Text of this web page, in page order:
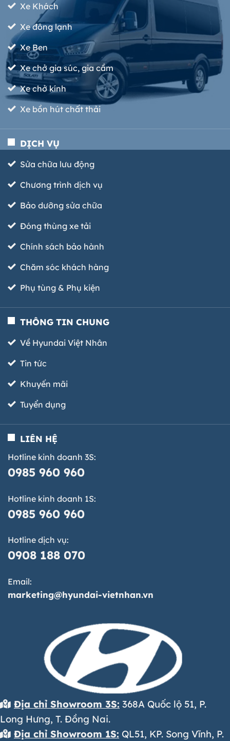
Xe Khách
Xe đông lạnh
Xe Ben
Xe chở gia súc, gia cầm
Xe chở kính
Xe bồn hút chất thải
DỊCH VỤ
Sửa chữa lưu động
Chương trình dịch vụ
Bảo dưỡng sửa chữa
Đóng thùng xe tải
Chính sách bảo hành
Chăm sóc khách hàng
Phụ tùng & Phụ kiện
THÔNG TIN CHUNG
Về Hyundai Việt Nhân
Tin tức
Khuyến mãi
Tuyển dụng
LIÊN HỆ
Hotline kinh doanh 3S:
0985 960 960
Hotline kinh doanh 1S:
0985 960 960
Hotline dịch vụ:
0908 188 070
Email:
marketing@hyundai-vietnhan.vn
Địa chỉ Showroom 3S: 368A Quốc lộ 51, P.
Long Hưng, T. Đồng Nai.
Địa chỉ Showroom 1S: QL51, KP. Song Vĩnh, P.